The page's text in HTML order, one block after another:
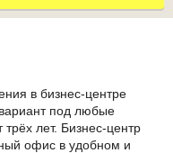
в бизнес-центре
под любые
лет. Бизнес-центр
офис в удобном и